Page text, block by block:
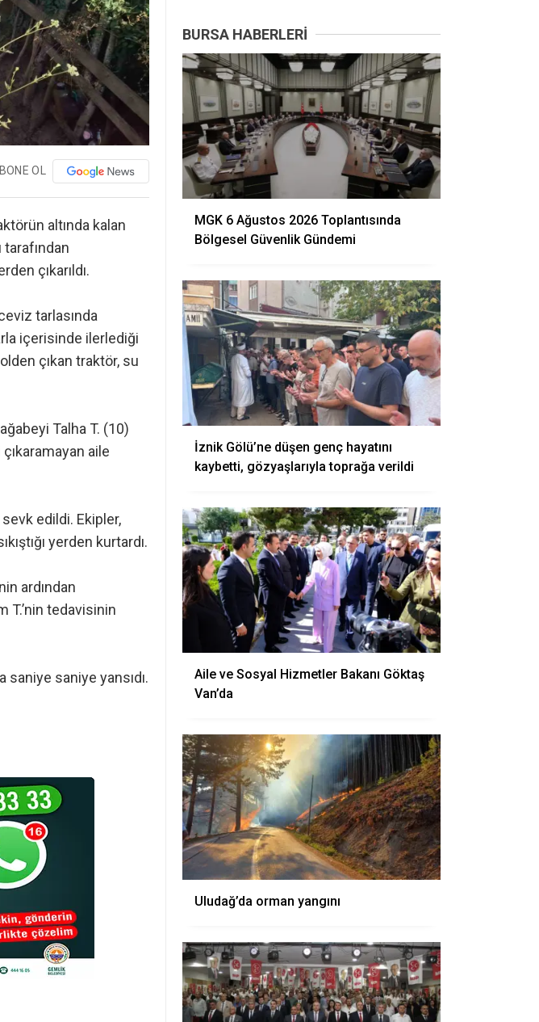
OL
altında kalan
tarafından
çıkarıldı.
tarlasında
içerisinde ilerlediği
çıkan traktör, su
Talha T. (10)
çıkaramayan aile
edildi. Ekipler,
yerden kurtardı.
ardından
T.’nin tedavisinin
saniye yansıdı.
BURSA HABERLERI
MGK 6 Ağustos 2026 Toplantısında
Bölgesel Güvenlik Gündemi
İznik Gölü’ne düşen genç hayatını
kaybetti, gözyaşlarıyla toprağa verildi
Aile ve Sosyal Hizmetler Bakanı Göktaş
Van’da
Uludağ’da orman yangını